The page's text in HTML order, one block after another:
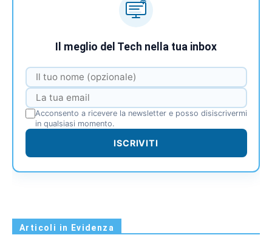
Il meglio del Tech nella tua inbox
Acconsento a ricevere la newsletter e posso disiscrivermi
in qualsiasi momento.
ISCRIVITI
Articoli in Evidenza